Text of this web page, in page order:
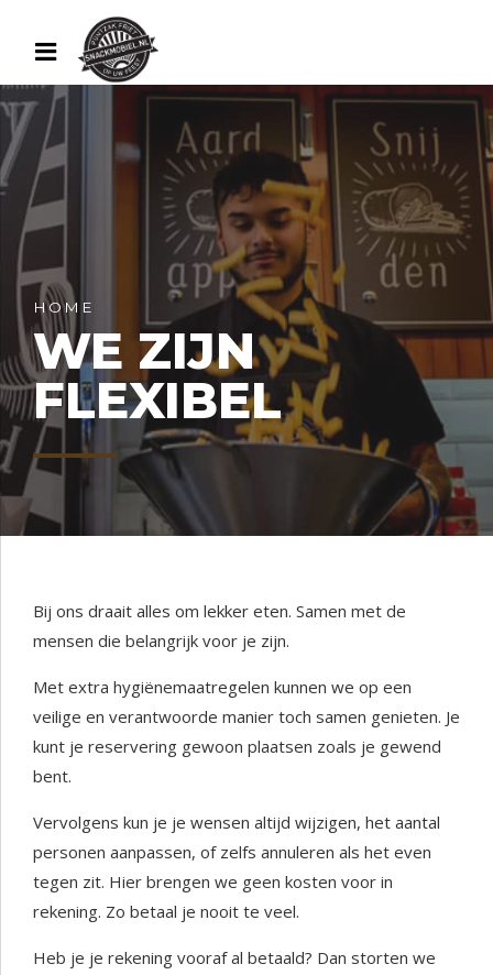
HOME
WE ZIJN
FLEXIBEL
Bij ons draait alles om lekker eten. Samen met de
mensen die belangrijk voor je zijn.
Met extra hygiënemaatregelen kunnen we op een
veilige en verantwoorde manier toch samen genieten. Je
kunt je reservering gewoon plaatsen zoals je gewend
bent.
Vervolgens kun je je wensen altijd wijzigen, het aantal
personen aanpassen, of zelfs annuleren als het even
tegen zit. Hier brengen we geen kosten voor in
rekening. Zo betaal je nooit te veel.
Heb je je rekening vooraf al betaald? Dan storten we